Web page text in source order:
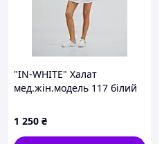
"IN-WHITE" Халат
мед.жін.модель 117 білий
1 250 ₴